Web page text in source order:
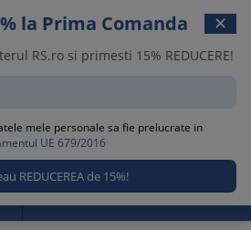
· 021 209 45 12

Reduceri
la Prima Comanda ✕
RS.ro si primesti 15% REDUCERE!
mele personale sa fie prelucrate in
UE 679/2016